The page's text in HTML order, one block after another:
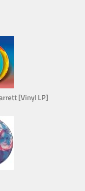
[Vinyl LP]